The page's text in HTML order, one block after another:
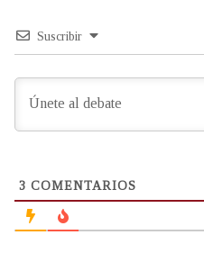
Suscribir
3 COMENTARIOS